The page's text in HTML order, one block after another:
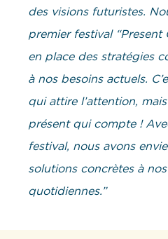
des visions futuristes.
premier festival
en place des stratégies
à nos besoins actuels.
qui attire l’attention,
présent qui compte !
festival, nous avons
solutions concrètes à
quotidiennes.”